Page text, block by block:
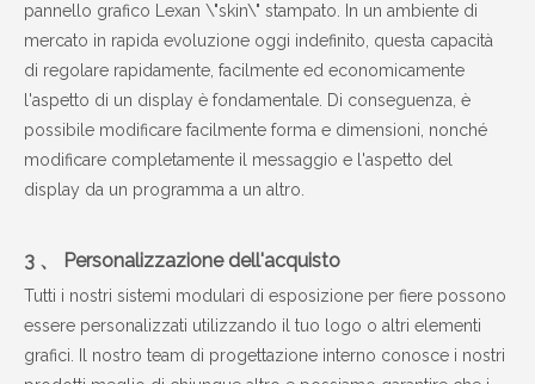
pannello grafico Lexan \"skin\" stampato. In un ambiente di
mercato in rapida evoluzione oggi indefinito, questa capacità
di regolare rapidamente, facilmente ed economicamente
l'aspetto di un display è fondamentale. Di conseguenza, è
possibile modificare facilmente forma e dimensioni, nonché
modificare completamente il messaggio e l'aspetto del
display da un programma a un altro.
3 、 Personalizzazione dell'acquisto
Tutti i nostri sistemi modulari di esposizione per fiere possono
essere personalizzati utilizzando il tuo logo o altri elementi
grafici. Il nostro team di progettazione interno conosce i nostri